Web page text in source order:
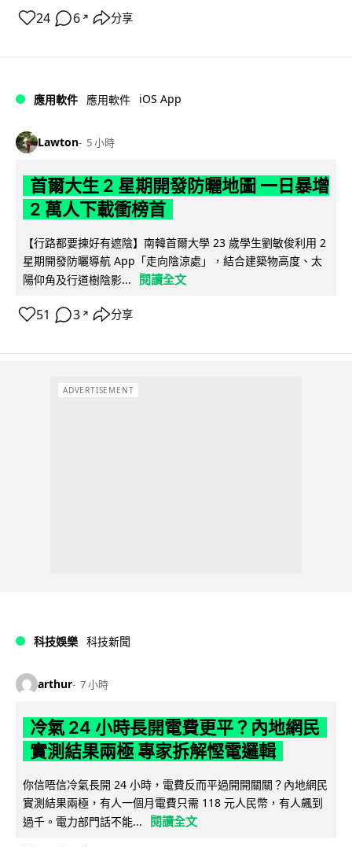
24 6 ↗ 分享
應用軟件 應用軟件 iOS App
Lawton 5 小時
首爾大生 2 星期開發防曬地圖 一日暴增
2 萬人下載衝榜首
【行路都要揀好有遮陰】南韓首爾大學 23 歲學生劉敏俊利用 2
星期開發防曬導航 App「走向陰涼處」，結合建築物高度、太
陽仰角及行道樹陰影...
閱讀全文
51 3 ↗ 分享
ADVERTISEMENT
科技娛樂 科技新聞
arthur 7 小時
冷氣 24 小時長開電費更平？內地網民
實測結果兩極 專家拆解慳電邏輯
你信唔信冷氣長開 24 小時，電費反而平過開開關關？內地網民
實測結果兩極，有人一個月電費只需 118 元人民幣，有人飆到
過千。電力部門話不能...
閱讀全文